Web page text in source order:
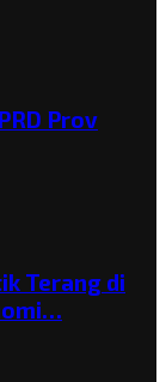
Prov
Terang di